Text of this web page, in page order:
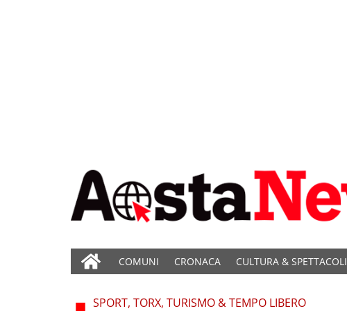
COMUNI CRONACA CULTURA & SPETTACOLI
SPORT, TORX, TURISMO & TEMPO LIBERO